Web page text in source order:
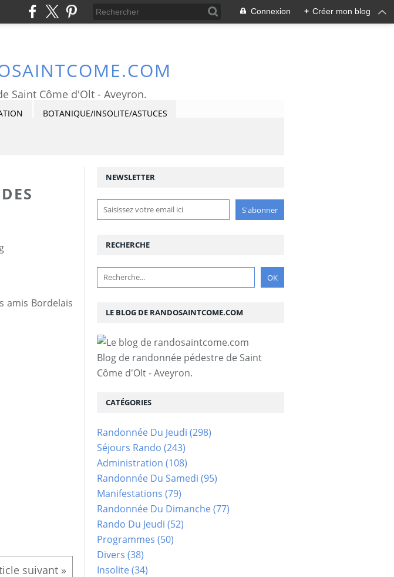
Connexion + Créer mon blog
Saint Côme d'Olt - Aveyron.
BOTANIQUE/INSOLITE/ASTUCES
amis Bordelais
NEWSLETTER
RECHERCHE
LE BLOG DE RANDOSAINTCOME.COM
Blog de randonnée pédestre de Saint
Côme d'Olt - Aveyron.
CATÉGORIES
Randonnée Du Jeudi (298)
Séjours Rando (243)
Administration (108)
Randonnée Du Samedi (95)
Manifestations (79)
Randonnée Du Dimanche(77)
Rando Du Jeudi (52)
Programmes (50)
Divers (38)
Insolite(34)